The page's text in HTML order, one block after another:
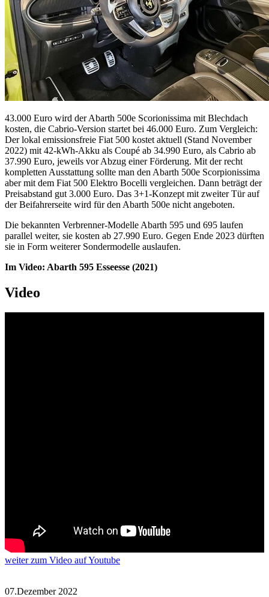
43.000 Euro wird der Abarth 500e Scorionissima mit Blechdach
kosten, die Cabrio-Version startet bei 46.000 Euro. Zum Vergleich:
Der lokal emissionsfreie Fiat 500 kostet aktuell (Stand November
2022) mit 42-kWh-Akku als Coupé ab 34.990 Euro, als Cabrio ab
37.990 Euro, jeweils vor Abzug einer Förderung. Mit der recht
kompletten Ausstattung sollte man den Abarth 500e Scorpionissima
aber mit dem Fiat 500 Elektro Bocelli vergleichen. Dann beträgt der
Preisabstand gut 3.000 Euro. Das 3+1-Konzept mit zweiter Tür auf
der Beifahrerseite wird für den Abarth 500e nicht angeboten.
Die bekannten Verbrenner-Modelle Abarth 595 und 695 laufen
parallel weiter, sie kosten ab 27.990 Euro. Gegen Ende 2023 dürften
sie in Form weiterer Sondermodelle auslaufen.
Im Video: Abarth 595 Esseesse (2021)
Video
weiterzum Video auf Youtube
07.Dezember 2022